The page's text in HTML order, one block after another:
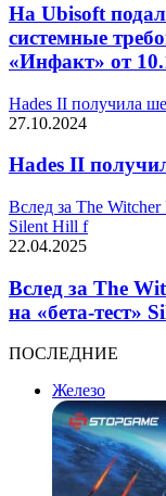
На Ubisoft
системные
«Инфакт» от
Hades II получила
27.10.2024
Hades II
Вслед за The
Silent Hill f
22.04.2025
Вслед за The
на «бета-тест»
ПОСЛЕДНИЕ
Железо